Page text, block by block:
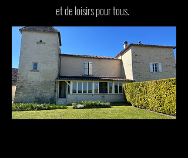
et de loisirs pour tous.